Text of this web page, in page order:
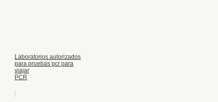
Laboratorios autorizados
para pruebas pcr para
viajar
PCR